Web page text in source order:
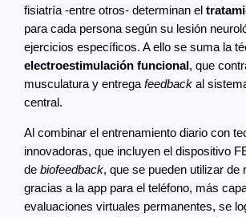
fisiatría -entre otros- determinan el
para cada persona según su lesión
ejercicios específicos. A ello se suma la
electroestimulación funcional , que
musculatura y entregafeedback al
central.
Al combinar el entrenamiento diario con
innovadoras, que incluyen el dispositivo
debiofeedback, que se pueden utilizar de
gracias a la app para el teléfono, más
evaluaciones virtuales permanentes, se